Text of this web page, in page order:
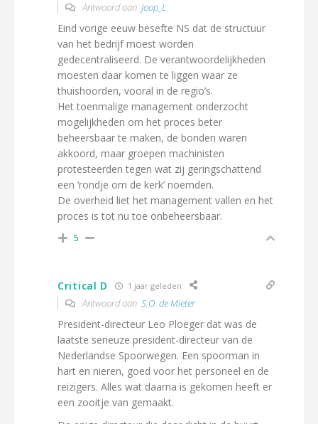
Antwoord aan Joop_L
Eind vorige eeuw besefte NS dat de structuur
van het bedrijf moest worden
gedecentraliseerd. De verantwoordelijkheden
moesten daar komen te liggen waar ze
thuishoorden, vooral in de regio’s.
Het toenmalige management onderzocht
mogelijkheden om het proces beter
beheersbaar te maken, de bonden waren
akkoord, maar groepen machinisten
protesteerden tegen wat zij geringschattend
een ‘rondje om de kerk’ noemden.
De overheid liet het management vallen en het
proces is tot nu toe onbeheersbaar.
5
Critical D 1 jaar geleden
Antwoord aan S.O. de Mieter
President-directeur Leo Ploeger dat was de
laatste serieuze president-directeur van de
Nederlandse Spoorwegen. Een spoorman in
hart en nieren, goed voor het personeel en de
reizigers. Alles wat daarna is gekomen heeft er
een zooitje van gemaakt.